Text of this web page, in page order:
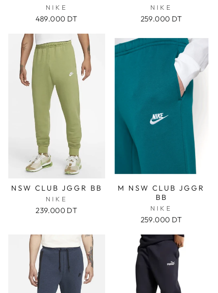
NIKE
489.000 DT
NIKE
259.000 DT
NSW CLUB JGGR BB
NIKE
239.000 DT
M NSW CLUB JGGR
BB
NIKE
259.000 DT